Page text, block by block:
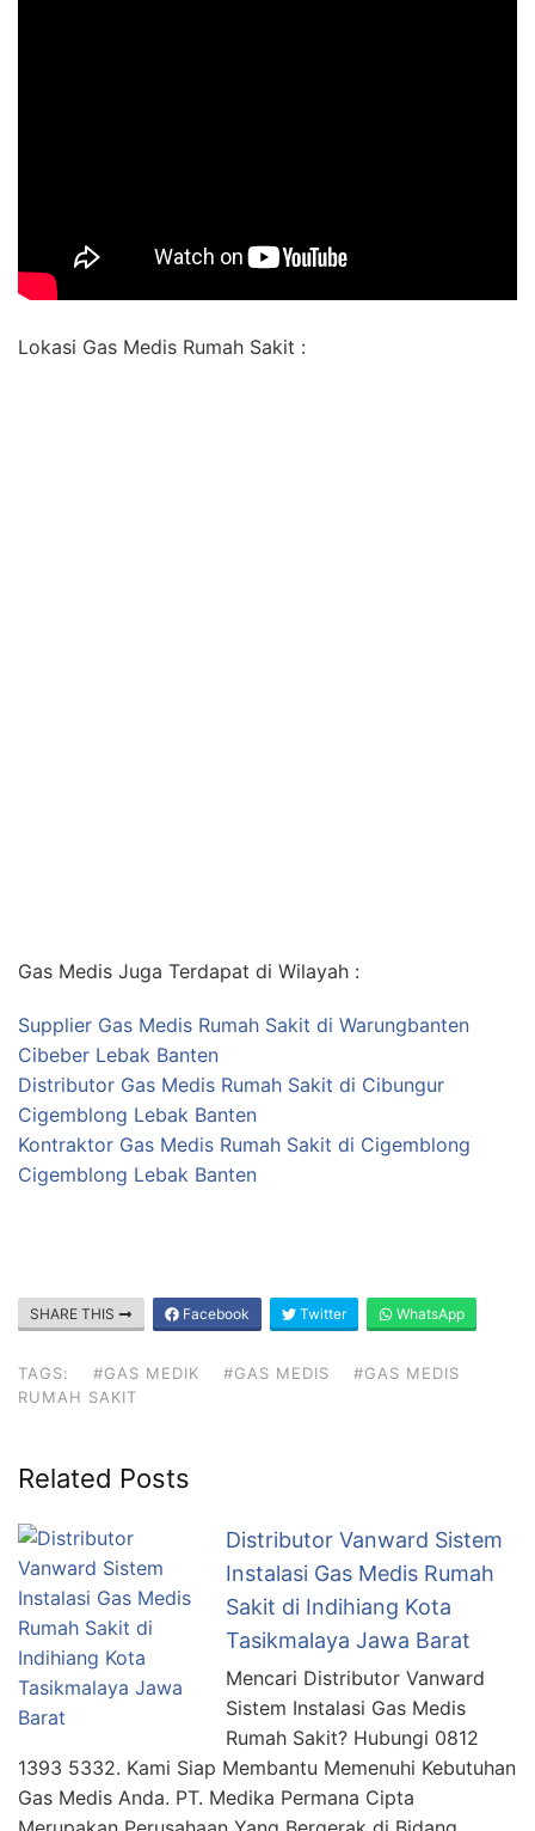
Lokasi Gas Medis Rumah Sakit :
Gas Medis Juga Terdapat di Wilayah :
Supplier Gas Medis Rumah Sakit di Warungbanten
Cibeber Lebak Banten
Distributor Gas Medis Rumah Sakit di Cibungur
Cigemblong Lebak Banten
Kontraktor Gas Medis Rumah Sakit di Cigemblong
Cigemblong Lebak Banten
SHARE THIS Facebook Twitter WhatsApp
TAGS: #GAS MEDIK #GAS MEDIS
#GAS MEDIS
RUMAH SAKIT
Related Posts
Distributor Vanward Sistem
Instalasi Gas Medis Rumah
Sakit di Indihiang Kota
Tasikmalaya Jawa Barat
Mencari Distributor Vanward
Sistem Instalasi Gas Medis
Rumah Sakit? Hubungi 0812
1393 5332. Kami Siap Membantu Memenuhi Kebutuhan
Gas Medis Anda. PT. Medika Permana Cipta